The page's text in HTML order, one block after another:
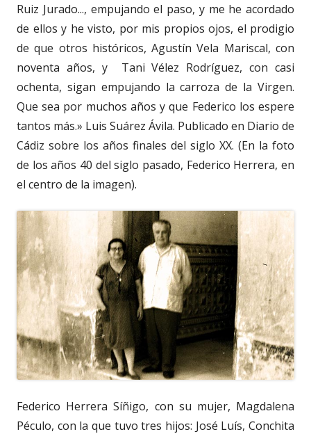
Ruiz Jurado..., empujando el paso, y me he acordado
de ellos y he visto, por mis propios ojos, el prodigio
de que otros históricos, Agustín Vela Mariscal, con
noventa años, y Tani Vélez Rodríguez, con casi
ochenta, sigan empujando la carroza de la Virgen.
Que sea por muchos años y que Federico los espere
tantos más.» Luis Suárez Ávila. Publicado en Diario de
Cádiz sobre los años finales del siglo XX. (En la foto
de los años 40 del siglo pasado, Federico Herrera, en
el centro de la imagen).
Federico Herrera Síñigo, con su mujer, Magdalena
Péculo, con la que tuvo tres hijos: José Luís, Conchita